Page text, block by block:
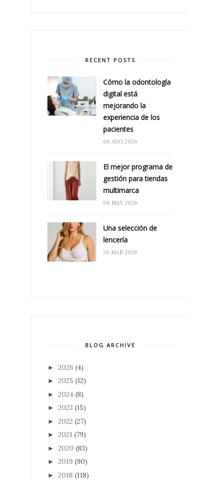
RECENT POSTS
Cómo la odontología
digital está
mejorando la
experiencia de los
pacientes
06 AUG 2026
El mejor programa de
gestión para tiendas
multimarca
08 MAY 2026
Una selección de
lencería
26 MAR 2026
BLOG ARCHIVE
► 2026 (4)
► 2025 (12)
► 2024 (8)
► 2023 (15)
► 2022 (27)
► 2021 (79)
► 2020 (83)
► 2019 (90)
► 2018 (118)